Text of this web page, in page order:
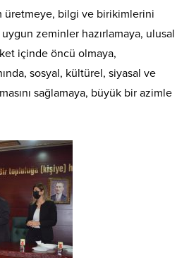
üretmeye, bilgi ve birikimlerini
zeminler hazırlamaya, ulusal
içinde öncü olmaya,
sosyal, kültürel, siyasal ve
sağlamaya, büyük bir azimle